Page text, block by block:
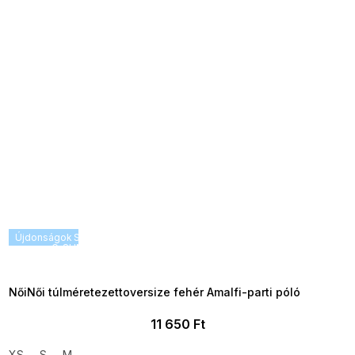
Újdonságok SUMMER SALE -35% ?
G_SUMMER35:35:HUF:P:f!2026-
NőiNői túlméretezettoversize fehér Amalfi-parti póló
11 650 Ft